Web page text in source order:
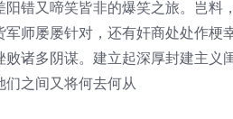
阳错又啼笑皆非的爆笑之旅。岂
师屡屡针对，还有奸商处处作
败诸多阴谋。建立起深厚封建主
之间又将何去何从